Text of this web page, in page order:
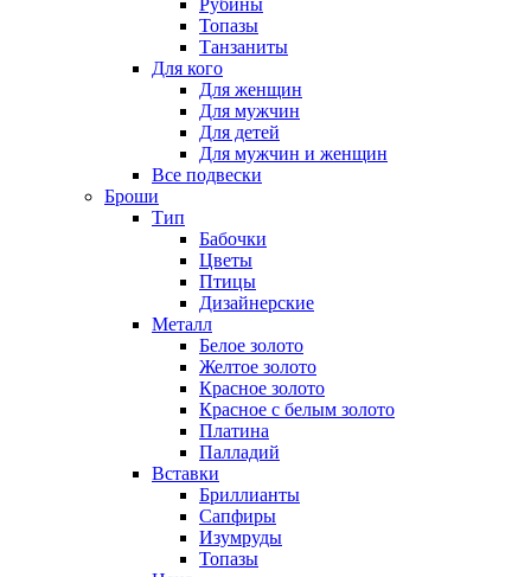
Рубины
Топазы
Танзаниты
Для кого
Для женщин
Для мужчин
Для детей
Для мужчин и женщин
Все подвески
Броши
Тип
Бабочки
Цветы
Птицы
Дизайнерские
Металл
Белое золото
Желтое золото
Красное золото
Красное с белым золото
Платина
Палладий
Вставки
Бриллианты
Сапфиры
Изумруды
Топазы